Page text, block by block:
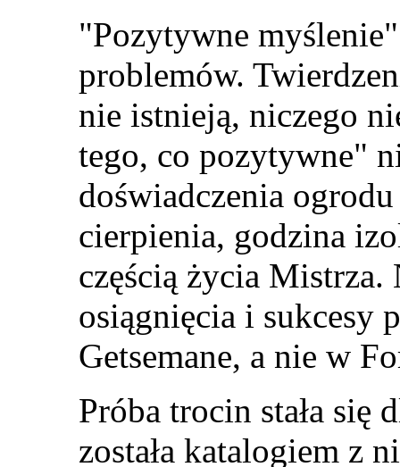
"Pozytywne myślenie"
problemów.
nie istnieją, niczego
tego, co pozytywne"
doświadczenia
cierpienia, godzina
częścią życia Mistrza.
osiągnięcia i sukcesy
Getsemane, a nie w
Próba trocin stała się
została katalogiem z